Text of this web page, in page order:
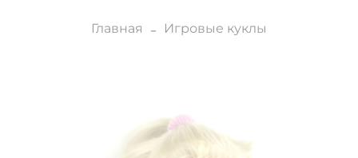
Главная Игровые куклы